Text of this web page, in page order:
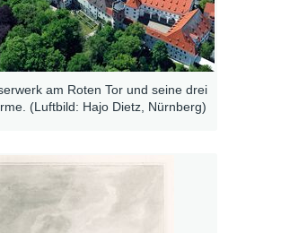
am Roten Tor und seine drei
(Luftbild: Hajo Dietz, Nürnberg)